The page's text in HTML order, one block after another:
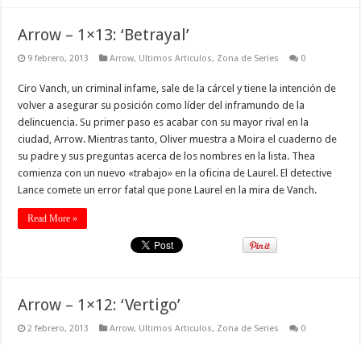
Arrow – 1×13: ‘Betrayal’
9 febrero, 2013 Arrow, Ultimos Articulos, Zona de Series 0
Ciro Vanch, un criminal infame, sale de la cárcel y tiene la intención de
volver a asegurar su posición como líder del inframundo de la
delincuencia. Su primer paso es acabar con su mayor rival en la
ciudad, Arrow. Mientras tanto, Oliver muestra a Moira el cuaderno de
su padre y sus preguntas acerca de los nombres en la lista. Thea
comienza con un nuevo «trabajo» en la oficina de Laurel. El detective
Lance comete un error fatal que pone Laurel en la mira de Vanch.
Read More »
Arrow – 1×12: ‘Vertigo’
2 febrero, 2013 Arrow, Ultimos Articulos, Zona de Series 0